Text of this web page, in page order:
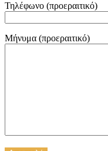
Τηλέφωνο (προεραιτικό)
Μήνυμα (προεραιτικό)